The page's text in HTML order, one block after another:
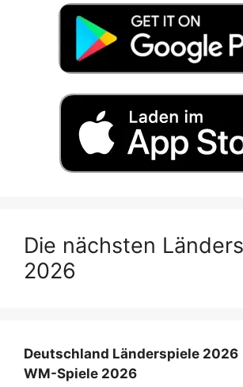
Die nächsten
2026
Deutschland Länderspiele 2026
WM-Spiele 2026